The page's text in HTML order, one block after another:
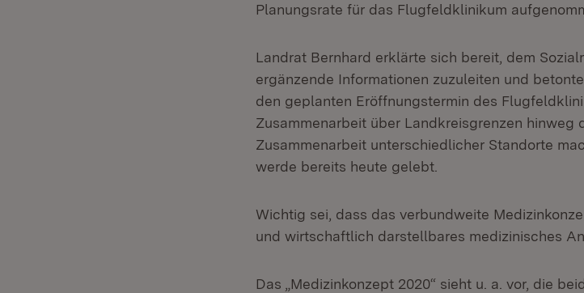
Planungsrate für das Flugfeldklinikum
Landrat Bernhard erklärte sich bereit, dem
ergänzende Informationen zuzuleiten und
den geplanten Eröffnungstermin des
Zusammenarbeit über Landkreisgrenzen hinweg
Zusammenarbeit unterschiedlicher Standorte
werde bereits heute gelebt.
Wichtig sei, dass das verbundweite
und wirtschaftlich darstellbares medizinisches
Das „Medizinkonzept 2020“ sieht u. a. vor, die